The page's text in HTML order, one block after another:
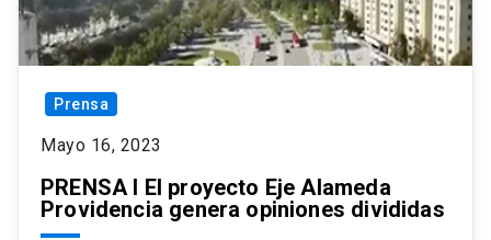
Prensa
Mayo 16, 2023
PRENSA I El proyecto Eje Alameda
Providencia genera opiniones divididas